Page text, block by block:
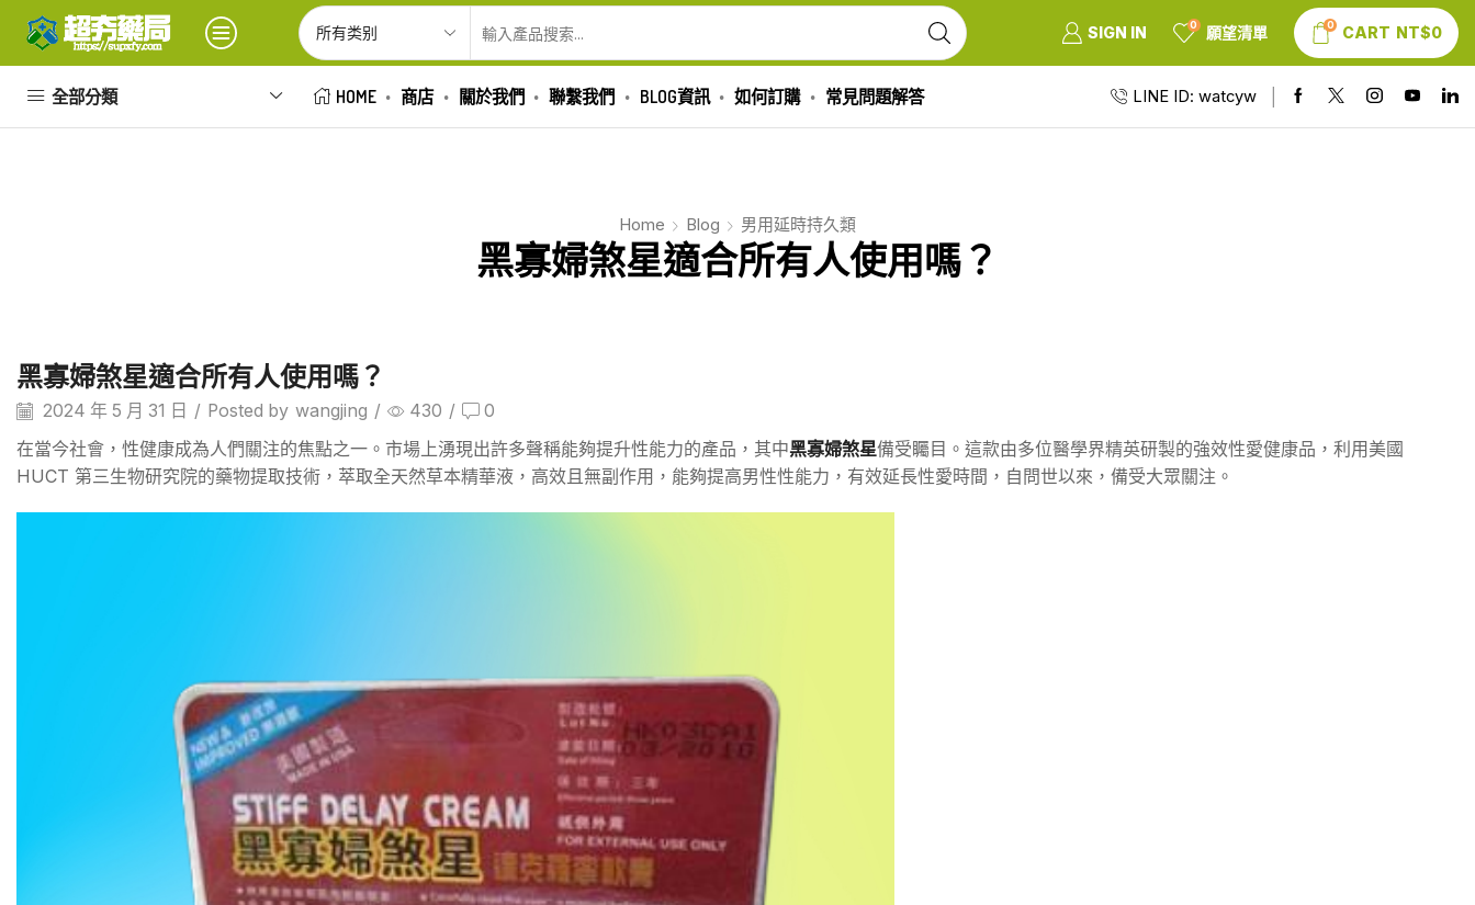
SIGN IN 0 願望清單 0 CART NT$0
全部分類 HOME 商店 關於我們 聯繫我們 BLOG資訊 如何訂購 常見問題解答 LINE ID: watcyw
Home Blog 男用延時持久類
黑寡婦煞星適合所有人使用嗎？
黑寡婦煞星適合所有人使用嗎？
2024 年 5 月 31 日 / Posted by wangjing / 430 / 0
在當今社會，性健康成為人們關注的焦點之一。市場上湧現出許多聲稱能夠提升性能力的產品，其中黑寡婦煞星備受矚目。這款由多位醫學界精英研製的強效性愛健康品，利用美國
HUCT 第三生物研究院的藥物提取技術，萃取全天然草本精華液，高效且無副作用，能夠提高男性性能力，有效延長性愛時間，自問世以來，備受大眾關注。